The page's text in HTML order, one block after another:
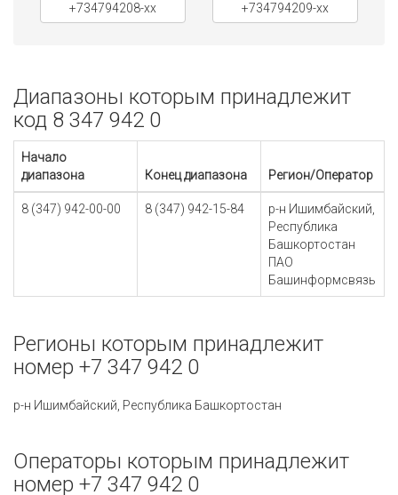
+734794208-xx +734794209-xx
Диапазоны которым принадлежит
код 8 347 942 0
Начало
диапазона
Конец диапазона Регион/Оператор
8 (347) 942-00-00 8 (347) 942-15-84
р-н Ишимбайский,
Республика
Башкортостан
ПАО
Башинформсвязь
Регионы которым принадлежит
номер +7 347 942 0
р-н Ишимбайский, Республика Башкортостан
Операторы которым принадлежит
номер +7 347 942 0